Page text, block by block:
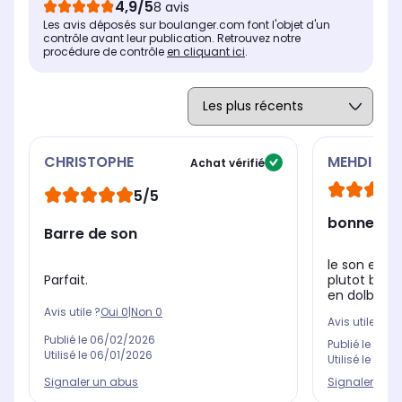
Entrée Optique
Oui
4,9/58 avis
Les avis déposés sur boulanger.com font l'objet d'un
contrôle avant leur publication. Retrouvez notre
procédure de contrôleen cliquant ici.
CHRISTOPHE Achat vérifié
5/5
Barre de son
Parfait.
Avis utile ?Oui 0|Non 0
Publié le 06/02/2026
Utilisé le 06/01/2026
Signaler un abus
MEHDI
bonne
le son est
plutot
en dolby
Avis utile ?
Publié le
Utilisé le
Signaler un